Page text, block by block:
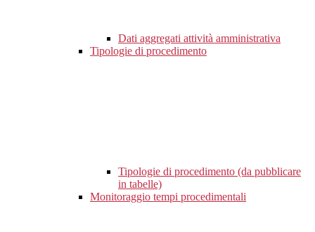
Dati aggregati attività amministrativa
Tipologie di procedimento
Tipologie di procedimento (da pubblicare
in tabelle)
Monitoraggio tempi procedimentali